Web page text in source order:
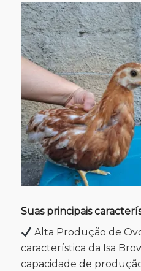
Suas principais
Alta Produção de
característica da Isa
capacidade de produção